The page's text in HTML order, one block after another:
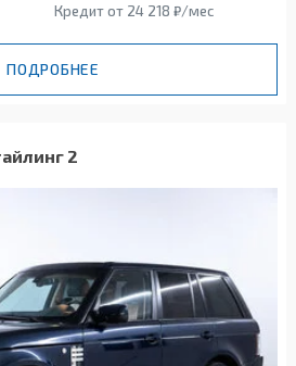
Кредит от 24 218 ₽/мес
ПОДРОБНЕЕ
2